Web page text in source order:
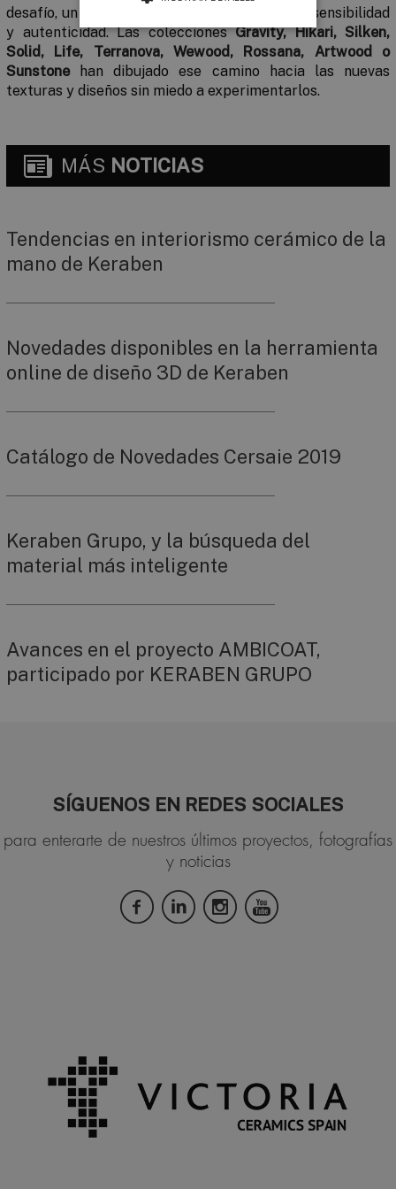
desafío, un nuevo descubrimiento cargado de sensibilidad
y autenticidad. Las coleccionesGravity, Hikari, Silken,
Solid, Life, Terranova, Wewood, Rossana, Artwood o
Sunstonehan dibujado ese camino hacia las nuevas
texturas y diseños sin miedo a experimentarlos.
MÁS NOTICIAS
Tendencias en interiorismo cerámico de la
mano de Keraben
Novedades disponibles en la herramienta
online de diseño 3D de Keraben
Catálogo de Novedades Cersaie 2019
Keraben Grupo, y la búsqueda del
material más inteligente
Avances en el proyecto AMBICOAT,
participado por KERABEN GRUPO
SÍGUENOS EN REDES SOCIALES
para enterarte de nuestros últimos proyectos, fotografías
y noticias